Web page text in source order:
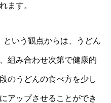
ます。
という観点からは、うどん
組み合わせ次第で健康的
のうどんの食べ方を少し
アップさせることができ